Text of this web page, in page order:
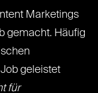
Marketings
gemacht. Häufig
geleistet
für